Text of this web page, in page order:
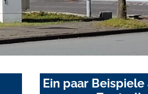
Ein paar Beispiele